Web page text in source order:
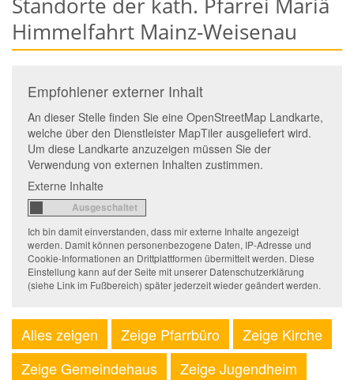
Standorte der kath. Pfarrei Mariä
Himmelfahrt Mainz-Weisenau
Empfohlener externer Inhalt
An dieser Stelle finden Sie eine OpenStreetMap Landkarte,
welche über den Dienstleister MapTiler ausgeliefert wird.
Um diese Landkarte anzuzeigen müssen Sie der
Verwendung von externen Inhalten zustimmen.
Externe Inhalte
Ich bin damit einverstanden, dass mir externe Inhalte angezeigt
werden. Damit können personenbezogene Daten, IP-Adresse und
Cookie-Informationen an Drittplattformen übermittelt werden. Diese
Einstellung kann auf der Seite mit unserer Datenschutzerklärung
(siehe Link im Fußbereich) später jederzeit wieder geändert werden.
Alles zeigen Zeige Pfarrbüro
Zeige Kirche
Zeige Gemeindehaus
Zeige Jugendheim